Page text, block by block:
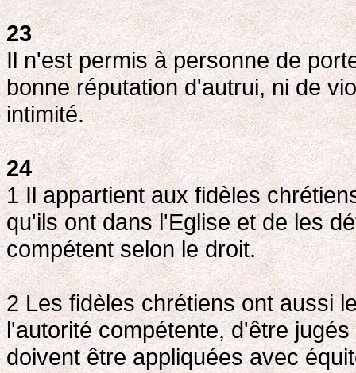
23
Il n'est permis à personne de
bonne réputation d'autrui, ni de
intimité.
24
1 Il appartient aux fidèles
qu'ils ont dans l'Eglise et de les
compétent selon le droit.
2 Les fidèles chrétiens ont aussi
l'autorité compétente, d'être
doivent être appliquées avec